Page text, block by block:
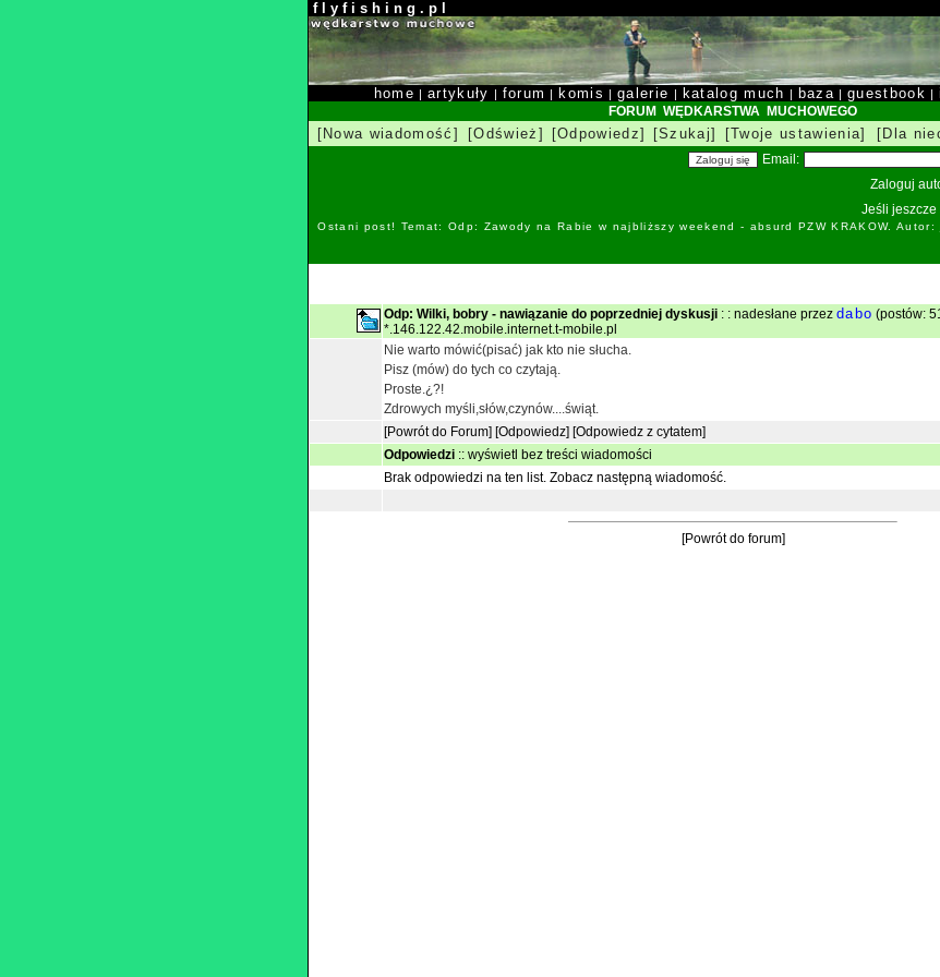
f l y f i s h i n g . p l
home |artykuły | forum | komis |galerie | katalog much | baza | guestbook |
FORUM WĘDKARSTWA MUCHOWEGO
[Nowa wiadomość] [Odśwież] [Odpowiedz] [Szukaj] [Twoje ustawienia] [Dla
Email:
Zaloguj
Jeśli jeszcze
Ostani post! Temat: Odp: Zawody na Rabie w najbliższy weekend - absurd PZW KRAKOW.
Odp: Wilki, bobry - nawiązanie do poprzedniej dyskusji : : nadesłane przez dabo (postów:
*.146.122.42.mobile.internet.t-mobile.pl
Nie warto mówić(pisać) jak kto nie słucha.
Pisz (mów) do tych co czytają.
Proste.¿?!
Zdrowych myśli,słów,czynów....świąt.
[Powrót do Forum] [Odpowiedz] [Odpowiedz z cytatem]
Odpowiedzi :: wyświetl bez treści wiadomości
Brak odpowiedzi na ten list. Zobacz następną wiadomość.
[Powrót do forum]